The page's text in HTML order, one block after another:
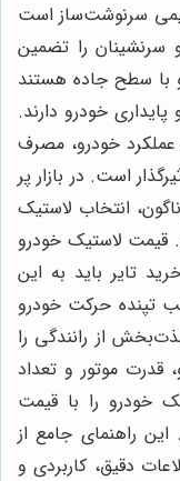
سرنوشت‌ساز است
سرنشینان را تضمین
با سطح جاده هستند
خودرو دارند.
عملکرد خودرو، مصرف
است. در بازار پر
انتخاب لاستیک
لاستیک خودرو
تایر باید به این
تپنده حرکت خودرو
از رانندگی را
قدرت موتور و تعداد
خودرو را با قیمت
راهنمای جامع از
دقیق، کاربردی و